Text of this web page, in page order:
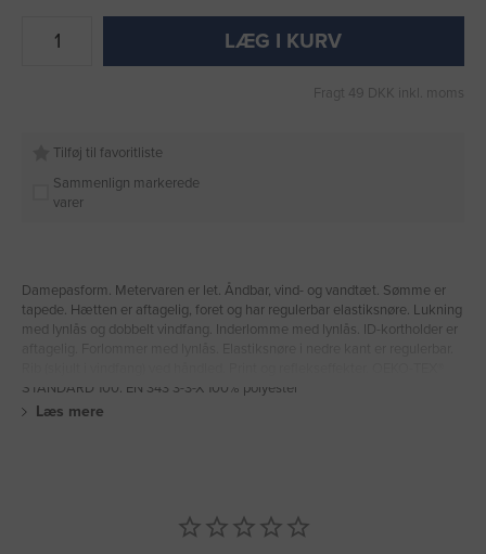
LÆG I KURV
Fragt 49 DKK inkl. moms
Tilføj til favoritliste
Sammenlign markerede
varer
Damepasform. Metervaren er let. Åndbar, vind- og vandtæt. Sømme er
tapede. Hætten er aftagelig, foret og har regulerbar elastiksnøre. Lukning
med lynlås og dobbelt vindfang. Inderlomme med lynlås. ID-kortholder er
STANDARD 100. EN 343 3-3-X 100% polyester
Læs mere